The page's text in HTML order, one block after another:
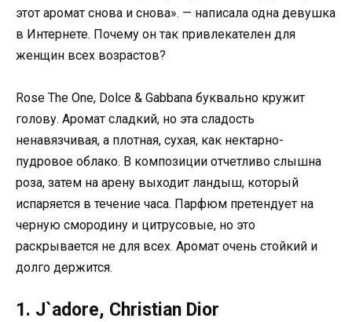
этот аромат снова и снова». — написала одна девушка
в Интернете. Почему он так привлекателен для
женщин всех возрастов?
Rose The One, Dolce & Gabbana буквально кружит
голову. Аромат сладкий, но эта сладость
ненавязчивая, а плотная, сухая, как нектарно-
пудровое облако. В композиции отчетливо слышна
роза, затем на арену выходит ландыш, который
испаряется в течение часа. Парфюм претендует на
черную смородину и цитрусовые, но это
раскрывается не для всех. Аромат очень стойкий и
долго держится.
1. J`adore, Christian Dior